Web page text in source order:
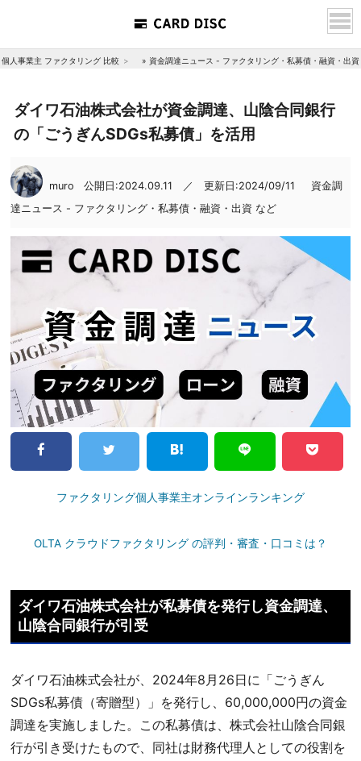
個人事業主 ファクタリング 比較 » 資金調達ニュース - ファクタリング・私募債・融資・出
ダイワ石油株式会社が資金調達、山陰合同銀行
の「ごうぎんSDGs私募債」を活用
muro 公開日:2024.09.11 ／ 更新日:2024/09/11
資金調
達ニュース - ファクタリング・私募債・融資・出資 など
ファクタリング個人事業主オンラインランキング
OLTA クラウドファクタリング の評判・審査・口コミは？
ダイワ石油株式会社が私募債を発行し資金調達、
山陰合同銀行が引受
ダイワ石油株式会社が、2024年8月26日に「ごうぎん
SDGs私募債（寄贈型）」を発行し、60,000,000円の資金
調達を実施しました。この私募債は、株式会社山陰合同銀
行が引き受けたもので、同社は財務代理人としての役割を